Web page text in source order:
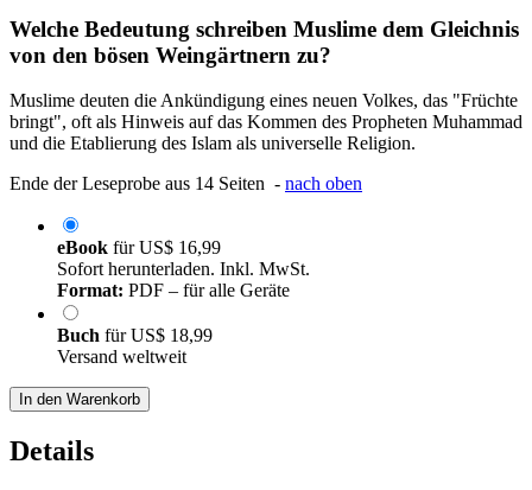
Welche Bedeutung schreiben Muslime dem Gleichnis
von den bösen Weingärtnern zu?
Muslime deuten die Ankündigung eines neuen Volkes, das "Früchte
bringt", oft als Hinweis auf das Kommen des Propheten Muhammad
und die Etablierung des Islam als universelle Religion.
Ende der Leseprobe aus 14 Seiten - nach oben
eBook fürUS$ 16,99
Sofort herunterladen. Inkl. MwSt.
Format: PDF – für alle Geräte
Buch fürUS$ 18,99
Versand weltweit
In den Warenkorb
Details